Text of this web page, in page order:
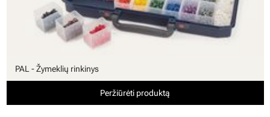
PAL - Žymeklių rinkinys
Peržiūrėti produktą